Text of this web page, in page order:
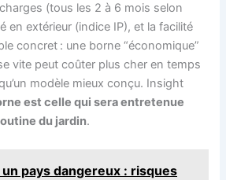
(tous les 2 à 6 mois selon
en extérieur (indice IP), et la facilité
concret : une borne “économique”
vite peut coûter plus cher en temps
modèle mieux conçu. Insight
est celle qui sera entretenue
du jardin.
pays dangereux : risques